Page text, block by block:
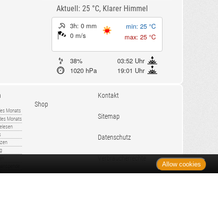
Aktuell: 25 °C, Klarer Himmel
3h: 0 mm
0 m/s
min: 25 °C
max: 25 °C
38%
03:52 Uhr
1020 hPa
19:01 Uhr
Monats
Monats
Shop
Kontakt
Sitemap
Datenschutz
Allow cookies